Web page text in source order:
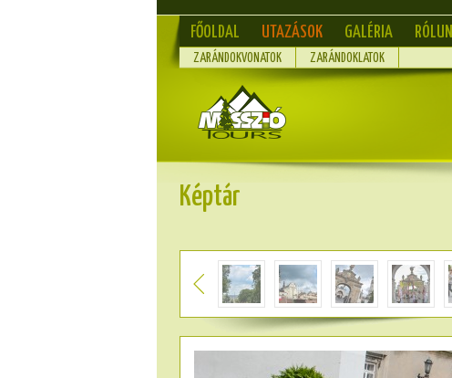
FŐOLDAL UTAZÁSOK GALÉRIA
ZARÁNDOKVONATOK ZARÁNDOKLATOK
Képtár